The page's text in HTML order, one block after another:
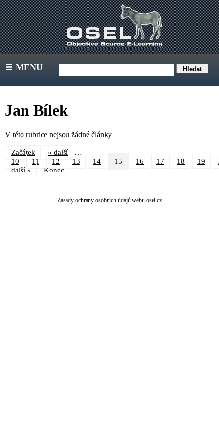
III MENU
Jan Bílek
V této rubrice nejsou žádné články
Začátek « další
10 11 12 13 14 15 16 17 18 19
další »
Konec
Zásady ochrany osobních údajů webu osel.cz